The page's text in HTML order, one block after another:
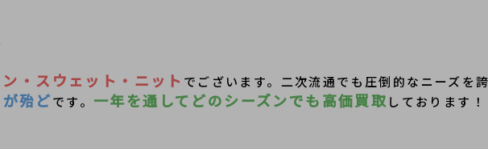
・スウェット・ニット でございます。二次流通でも圧倒的なニーズを誇
殆どです。 一年を通してどのシーズンでも高価買取 しております！